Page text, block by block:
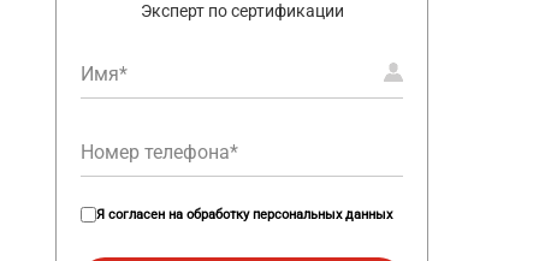
Эксперт по сертификации
Я согласен на обработку персональных данных